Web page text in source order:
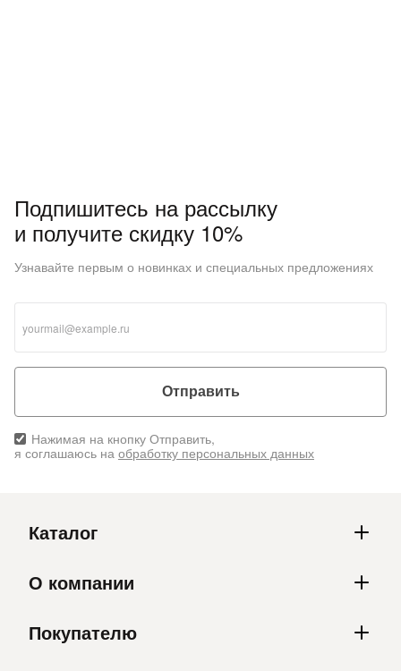
Подпишитесь на рассылку
и получите скидку 10%
Узнавайте первым о новинках и специальных предложениях
Отправить
Нажимая на кнопку Отправить,
я соглашаюсь на обработку персональных данных
Каталог
О компании
Покупателю